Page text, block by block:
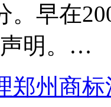
。早在
明。…
郑州商标